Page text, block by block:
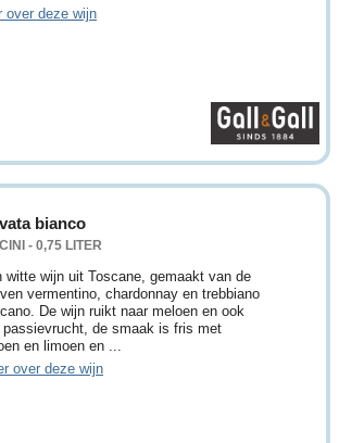
over deze wijn
bianco
- 0,75 LITER
witte wijn uit Toscane, gemaakt van de
vermentino, chardonnay en trebbiano
De wijn ruikt naar meloen en ook
passievrucht, de smaak is fris met
en limoen en ...
over deze wijn